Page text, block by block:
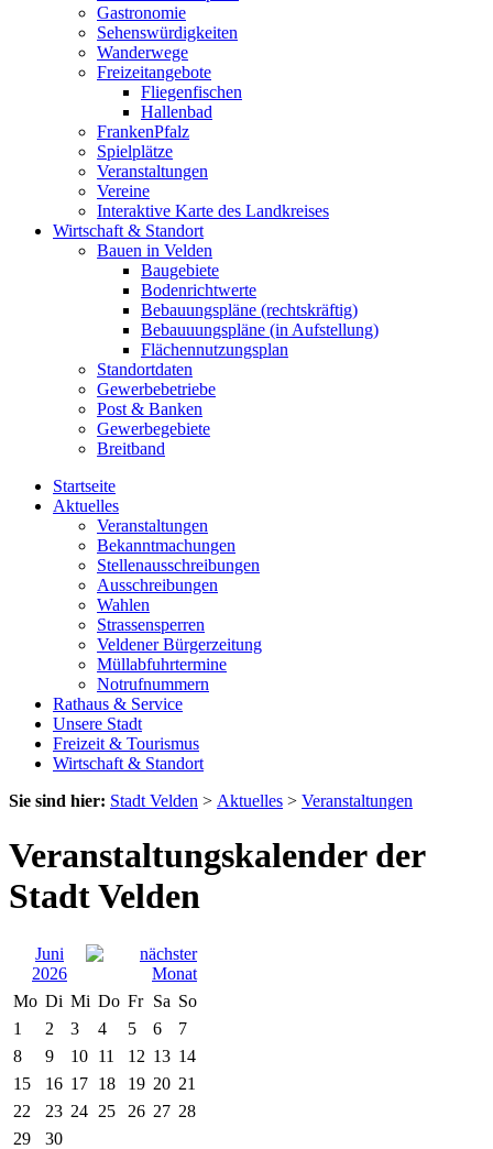
Gastronomie
Sehenswürdigkeiten
Wanderwege
Freizeitangebote
Fliegenfischen
Hallenbad
FrankenPfalz
Spielplätze
Veranstaltungen
Vereine
Interaktive Karte des Landkreises
Wirtschaft & Standort
Bauen in Velden
Baugebiete
Bodenrichtwerte
Bebauungspläne (rechtskräftig)
Bebauuungspläne (in Aufstellung)
Flächennutzungsplan
Standortdaten
Gewerbebetriebe
Post & Banken
Gewerbegebiete
Breitband
Startseite
Aktuelles
Veranstaltungen
Bekanntmachungen
Stellenausschreibungen
Ausschreibungen
Wahlen
Strassensperren
Veldener Bürgerzeitung
Müllabfuhrtermine
Notrufnummern
Rathaus & Service
Unsere Stadt
Freizeit & Tourismus
Wirtschaft & Standort
Sie sind hier: Stadt Velden > Aktuelles > Veranstaltungen
Veranstaltungskalender der
Stadt Velden
Juni
2026
Mo Di Mi Do Fr Sa So
1
2 3 4 5 6
7
8
9 10 11 12 13 14
15
16 17 18 19 20 21
22
23 24 25 26 27 28
29
30